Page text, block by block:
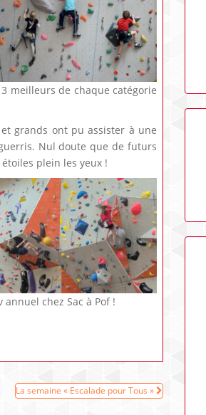
meilleurs de chaque catégorie
grands ont pu assister à une
Nul doute que de futurs
plein les yeux !
chez Sac à Pof !
La semaine « Escalade pour Tous »